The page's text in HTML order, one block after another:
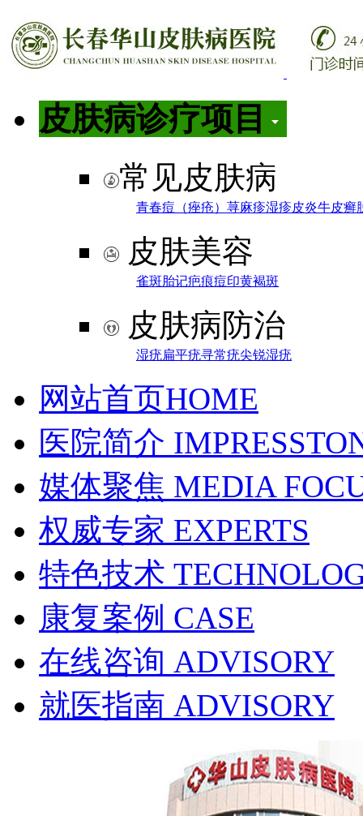
皮肤病诊疗项目
常见皮肤病
青春痘（痤疮） 荨麻疹湿疹皮炎牛皮癣
皮肤美容
雀斑胎记疤痕痘印黄褐斑
皮肤病防治
湿疣扁平疣寻常疣尖锐湿疣
网站首页HOME
医院简介
媒体聚焦 MEDIA
权威专家 EXPERTS
特色技术
康复案例 CASE
在线咨询 ADVISORY
就医指南 ADVISORY